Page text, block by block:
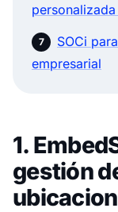
personalizada
SOCi
empresarial
1.
gestión